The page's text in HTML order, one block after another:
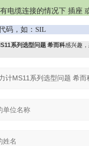
电缆连接的情况下 插座
码，如： SIL
系列选型问题 希而科感兴趣